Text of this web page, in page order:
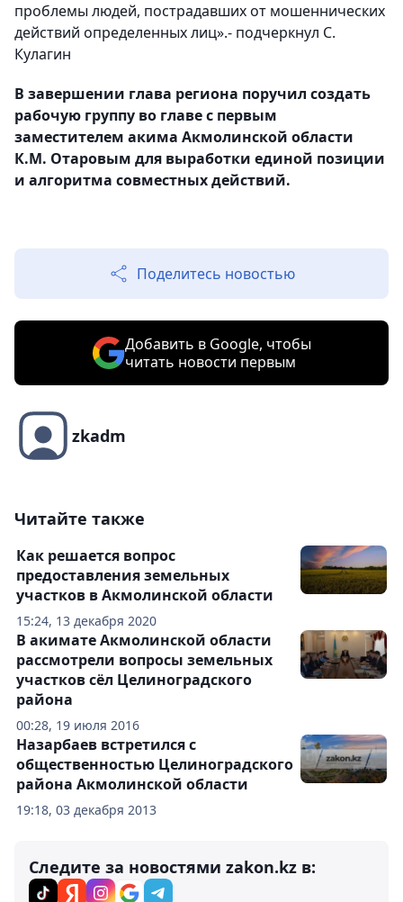
проблемы людей, пострадавших от мошеннических
действий определенных лиц».- подчеркнул С.
Кулагин
В завершении глава региона поручил создать
рабочую группу во главе с первым
заместителем акима Акмолинской области
К.М. Отаровым для выработки единой позиции
и алгоритма совместных действий.
Поделитесь новостью
Добавить в Google, чтобы
читать новости первым
zkadm
Читайте также
15:24, 13 декабря 2020
Как решается вопрос
предоставления земельных
участков в Акмолинской области
00:28, 19 июля 2016
В акимате Акмолинской области
рассмотрели вопросы земельных
участков сёл Целиноградского
района
19:18, 03 декабря 2013
Назарбаев встретился с
общественностью Целиноградского
района Акмолинской области
Следите за новостями zakon.kz в: